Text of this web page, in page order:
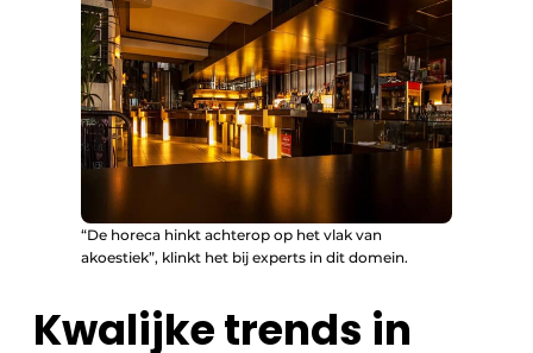
“De horeca hinkt achterop op het vlak van
akoestiek”, klinkt het bij experts in dit domein.
Kwalijke trends in